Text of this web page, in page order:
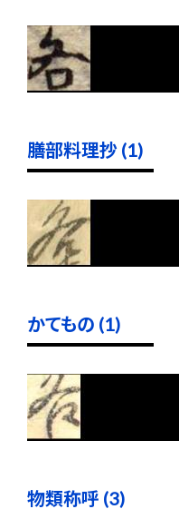
膳部料理抄 (1)
かてもの (1)
物類称呼 (3)